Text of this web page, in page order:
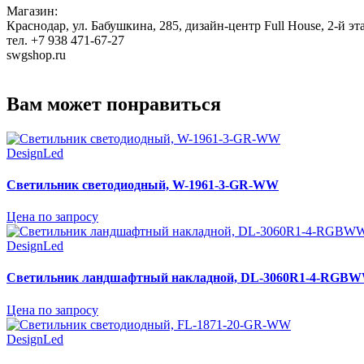
Магазин:
Краснодар, ул. Бабушкина, 285, дизайн-центр Full House, 2-й
тел. +7 938 471-67-27
swgshop.ru
Вам может понравиться
DesignLed
Светильник светодиодный, W-1961-3-GR-WW
Цена по запросу
DesignLed
Светильник ландшафтный накладной, DL-3060R1-4-
Цена по запросу
DesignLed